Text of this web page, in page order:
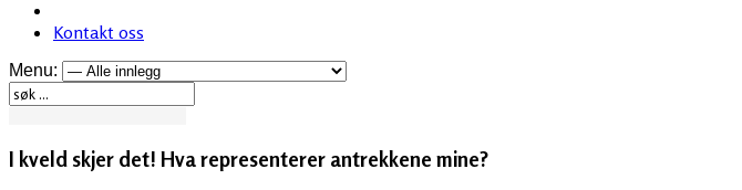
Kontakt oss
Menu:
I kveld skjer det! Hva representerer antrekkene mine?